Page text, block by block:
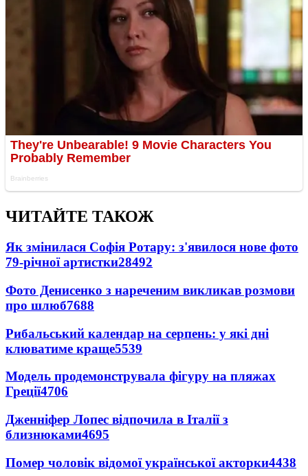
ЧИТАЙТЕ ТАКОЖ
Як змінилася Софія Ротару: з'явилося нове фото
79-річної артистки28492
Фото Денисенко з нареченим викликав розмови
про шлюб7688
Рибальський календар на серпень: у які дні
клюватиме краще5539
Модель продемонструвала фігуру на пляжах
Греції4706
Дженніфер Лопес відпочила в Італії з
близнюками4695
Помер чоловік відомої української акторки4438